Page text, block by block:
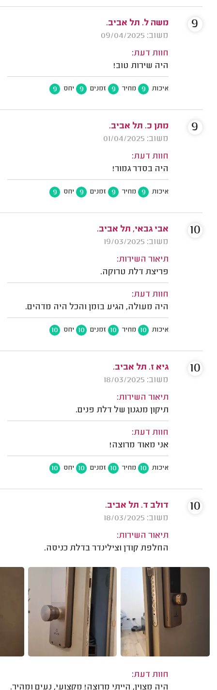
משה ל. תל אביב.
משוב: 09/04/2025
חוות דעת:
היה שירות טוב!
איכות 9 מחיר 9 זמנים 9 יחס 9
9
מתן כ. תל אביב.
משוב: 01/04/2025
חוות דעת:
היה בסדר גמור!
איכות 9 מחיר 9 זמנים 9 יחס 9
9
אבי גבאי, תל אביב.
משוב: 19/03/2025
תיאור השירות:
פריצת דלת טרוקה.
חוות דעת:
היה מעולה, הגיע בזמן והכל היה מדהים.
איכות 10 מחיר 10 זמנים 10 יחס 10
10
גיא ז. תל אביב.
משוב: 18/03/2025
תיאור השירות:
תיקון מנגנון של דלת פנים.
חוות דעת:
אני מאוד מרוצה!
איכות 10 מחיר 10 זמנים 10 יחס 10
10
דולב ד. תל אביב.
משוב: 18/03/2025
תיאור השירות:
החלפת קודן וצילינדר בדלת כניסה.
חוות דעת:
היה מצוין, הייתי מרוצה! מקצועי, נעים ומהיר.
10